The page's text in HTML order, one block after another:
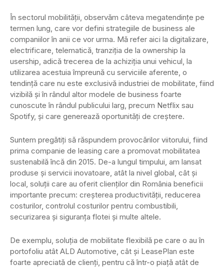
În sectorul mobilității, observăm câteva megatendințe pe
termen lung, care vor defini strategiile de business ale
companiilor în anii ce vor urma. Mă refer aici la digitalizare,
electrificare, telematică, tranziția de la ownership la
usership, adică trecerea de la achiziția unui vehicul, la
utilizarea acestuia împreună cu serviciile aferente, o
tendință care nu este exclusivă industriei de mobilitate, fiind
vizibilă și în rândul altor modele de business foarte
cunoscute în rândul publicului larg, precum Netflix sau
Spotify, și care generează oportunități de creștere.
Suntem pregătiți să răspundem provocărilor viitorului, fiind
prima companie de leasing care a promovat mobilitatea
sustenabilă încă din 2015. De-a lungul timpului, am lansat
produse și servicii inovatoare, atât la nivel global, cât și
local, soluții care au oferit clienților din România beneficii
importante precum: creşterea productivităţii, reducerea
costurilor, controlul costurilor pentru combustibili,
securizarea şi siguranţa flotei şi multe altele.
De exemplu, soluția de mobilitate flexibilă pe care o au în
portofoliu atât ALD Automotive, cât și LeasePlan este
foarte apreciată de clienți, pentru că într-o piață atât de